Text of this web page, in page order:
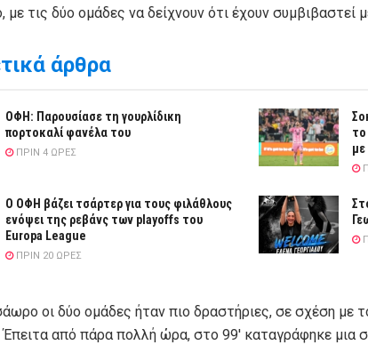
με τις δύο ομάδες να δείχνουν ότι έχουν συμβιβαστεί
άρθρα
ΟΦΗ: Παρουσίασε τη γουρλίδικη
πορτοκαλί φανέλα του
ΠΡΙΝ 4 ΏΡΕΣ
με
Ο ΟΦΗ βάζει τσάρτερ για τους φιλάθλους
ενόψει της ρεβάνς των playoffs του
Europa League
ΠΡΙΝ 20 ΏΡΕΣ
οι δύο ομάδες ήταν πιο δραστήριες, σε σχέση με
από πάρα πολλή ώρα, στο 99′ καταγράφηκε μια